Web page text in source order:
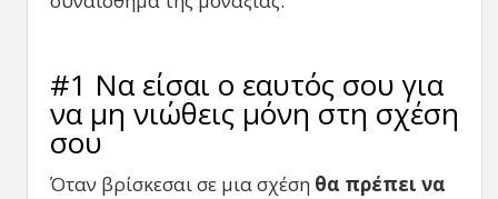
#1 Να είσαι ο εαυτός σου για
να μη νιώθεις μόνη στη σχέση
σου
Όταν βρίσκεσαι σε μια σχέση θα πρέπει να